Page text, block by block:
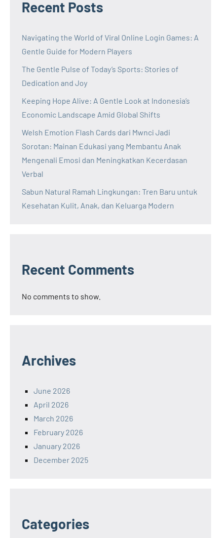
Recent Posts
Navigating the World of Viral Online Login Games: A
Gentle Guide for Modern Players
The Gentle Pulse of Today’s Sports: Stories of
Dedication and Joy
Keeping Hope Alive: A Gentle Look at Indonesia’s
Economic Landscape Amid Global Shifts
Welsh Emotion Flash Cards dari Mwnci Jadi
Sorotan: Mainan Edukasi yang Membantu Anak
Mengenali Emosi dan Meningkatkan Kecerdasan
Verbal
Sabun Natural Ramah Lingkungan: Tren Baru untuk
Kesehatan Kulit, Anak, dan Keluarga Modern
Recent Comments
No comments to show.
Archives
June 2026
April 2026
March 2026
February 2026
January 2026
December 2025
Categories